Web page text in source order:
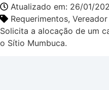
Atualizado em: 26/01/
Requerimentos,
Solicita a alocação de um
o Sítio Mumbuca.